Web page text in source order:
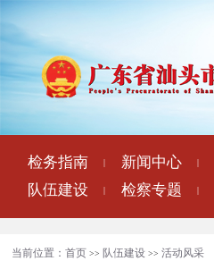
检务指南 新闻中心
队伍建设
检察专题
当前位置：首页 >> 队伍建设 >>活动风采